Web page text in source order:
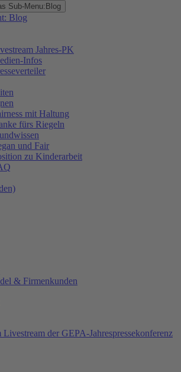
Sub-Menu:Blog
Blog
Jahres-PK
Infos
mit Haltung
fürs Riegeln
und Fair
zu Kinderarbeit
& Firmenkunden
der GEPA-Jahrespressekonferenz